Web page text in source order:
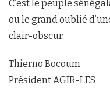
C’est le peuple
ou le grand oublié
clair-obscur.
Thierno Bocoum
Président AGIR-LES